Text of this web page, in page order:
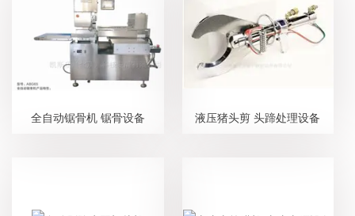
全自动锯骨机 锯骨设备 液压猪头剪 头蹄处理设备